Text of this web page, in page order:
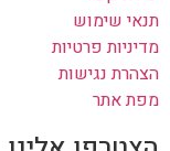
תנאי שימוש
מדיניות פרטיות
הצהרת נגישות
מפת אתר